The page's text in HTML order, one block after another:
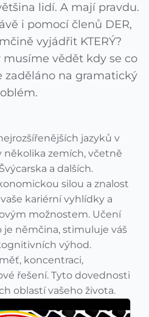
lidí. A mají pravdu.
i pomocí členů DER,
vyjádřit KTERÝ?
musíme vědět kdy se co
zaděláno na gramatický
jazyků v
několika zemích, včetně
a dalších.
silou a znalost
kariérní vyhlídky a
možnostem. Učení
je němčina, stimuluje váš
výhod.
koncentraci,
řešení. Tyto dovednosti
oblastí vašeho života.